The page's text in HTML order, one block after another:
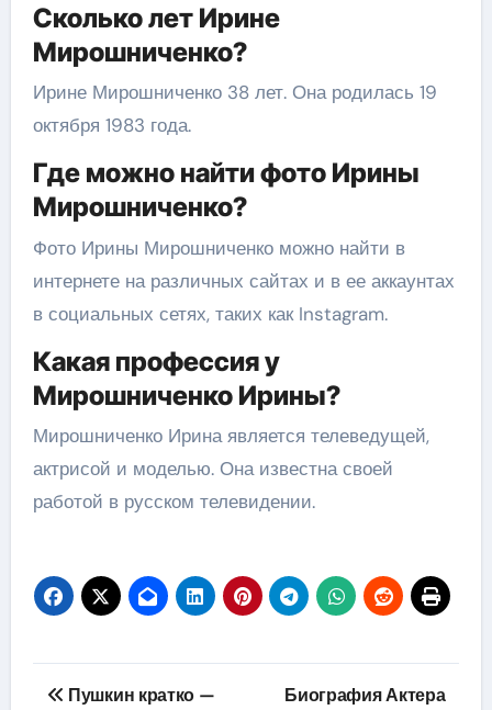
Сколько лет Ирине
Мирошниченко?
Ирине Мирошниченко 38 лет. Она родилась 19
октября 1983 года.
Где можно найти фото Ирины
Мирошниченко?
Фото Ирины Мирошниченко можно найти в
интернете на различных сайтах и в ее аккаунтах
в социальных сетях, таких как Instagram.
Какая профессия у
Мирошниченко Ирины?
Мирошниченко Ирина является телеведущей,
актрисой и моделью. Она известна своей
работой в русском телевидении.
Навигация
Пушкин кратко — Биография Актера